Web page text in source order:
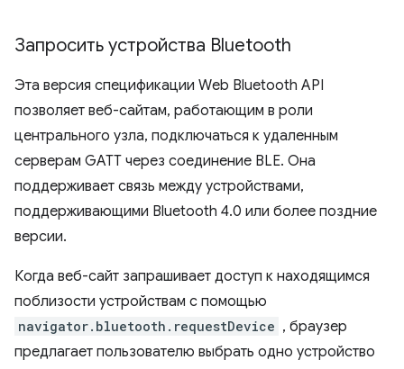
Запросить устройства Bluetooth
Эта версия спецификации Web Bluetooth API
позволяет веб-сайтам, работающим в роли
центрального узла, подключаться к удаленным
серверам GATT через соединение BLE. Она
поддерживает связь между устройствами,
поддерживающими Bluetooth 4.0 или более поздние
версии.
Когда веб-сайт запрашивает доступ к находящимся
поблизости устройствам с помощью
navigator.bluetooth.requestDevice , браузер
предлагает пользователю выбрать одно устройство